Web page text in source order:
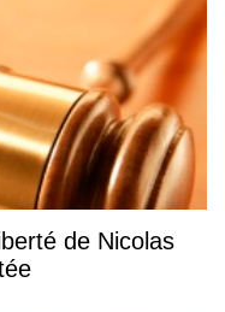
de Nicolas